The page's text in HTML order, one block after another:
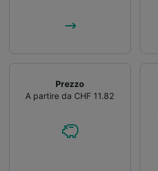
Prezzo
A partire da CHF 11.82